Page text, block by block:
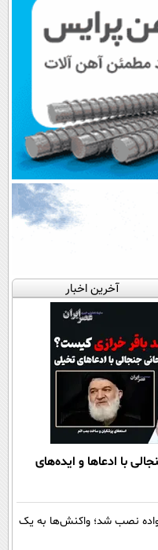
آخرین اخبار
با ادعاها و ایده‌های
نصب شد؛ واکنش‌ها به یک